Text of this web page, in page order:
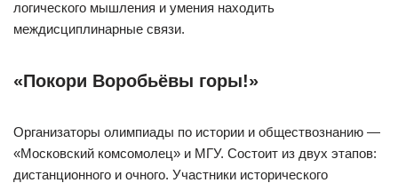
логического мышления и умения находить
междисциплинарные связи.
‍«Покори Воробьёвы горы!»
Организаторы олимпиады по истории и обществознанию —
«Московский комсомолец» и МГУ. Состоит из двух этапов:
дистанционного и очного. Участники исторического